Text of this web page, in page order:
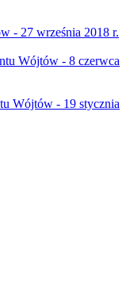
- 27 września 2018 r.
Wójtów - 8 czerwca
Wójtów - 19 stycznia